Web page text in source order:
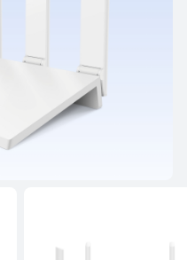
WiFi AX3 (Dual-core)